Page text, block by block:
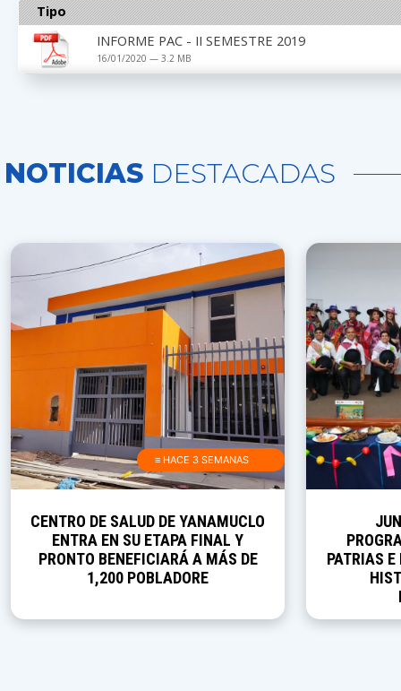
Tipo
INFORME PAC - II SEMESTRE 2019
16/01/2020 — 3.2 MB
NOTICIAS DESTACADAS
≡ HACE 3 SEMANAS
CENTRO DE SALUD DE YANAMUCLO
ENTRA EN SU ETAPA FINAL Y
PRONTO BENEFICIARÁ A MÁS DE
1,200 POBLADORE
PATRIAS